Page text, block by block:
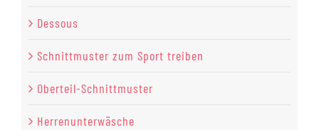
Dessous
Schnittmuster zum Sport treiben
Oberteil-Schnittmuster
Herrenunterwäsche